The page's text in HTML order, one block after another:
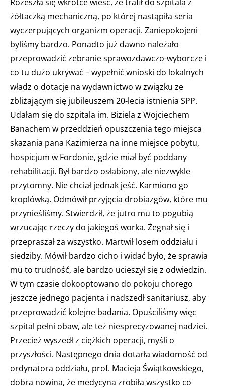
żółtaczką mechaniczną, po której nastąpiła seria
wyczerpujących organizm operacji. Zaniepokojeni
byliśmy bardzo. Ponadto już dawno należało
przeprowadzić zebranie sprawozdawczo-wyborcze i
co tu dużo ukrywać – wypełnić wnioski do lokalnych
władz o dotacje na wydawnictwo w związku ze
zbliżającym się jubileuszem 20-lecia istnienia SPP.
Udałam się do szpitala im. Biziela z Wojciechem
Banachem w przeddzień opuszczenia tego miejsca
skazania pana Kazimierza na inne miejsce pobytu,
hospicjum w Fordonie, gdzie miał być poddany
rehabilitacji. Był bardzo osłabiony, ale niezwykle
przytomny. Nie chciał jednak jeść. Karmiono go
kroplówką. Odmówił przyjęcia drobiazgów, które mu
przynieśliśmy. Stwierdził, że jutro mu to pogubią
wrzucając rzeczy do jakiegoś worka. Żegnał się i
przepraszał za wszystko. Martwił losem oddziału i
siedziby. Mówił bardzo cicho i widać było, że sprawia
mu to trudność, ale bardzo ucieszył się z odwiedzin.
W tym czasie dokooptowano do pokoju chorego
jeszcze jednego pacjenta i nadszedł sanitariusz, aby
przeprowadzić kolejne badania. Opuściliśmy więc
szpital pełni obaw, ale też niesprecyzowanej nadziei.
Przecież wyszedł z ciężkich operacji, myśli o
przyszłości. Następnego dnia dotarła wiadomość od
ordynatora oddziału, prof. Macieja Świątkowskiego,
dobra nowina, że medycyna zrobiła wszystko co